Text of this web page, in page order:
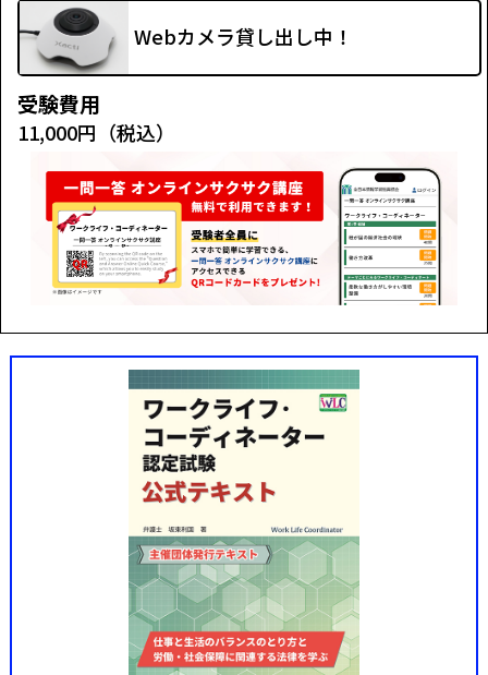
Webカメラ貸し出し中！
受験費用
11,000円（税込）